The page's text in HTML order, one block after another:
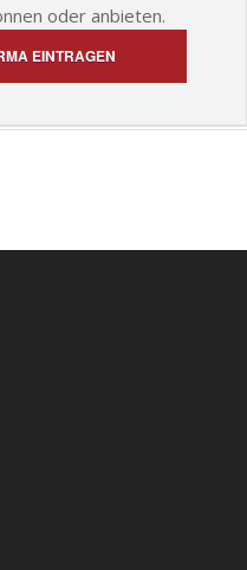
oder anbieten.
EINTRAGEN